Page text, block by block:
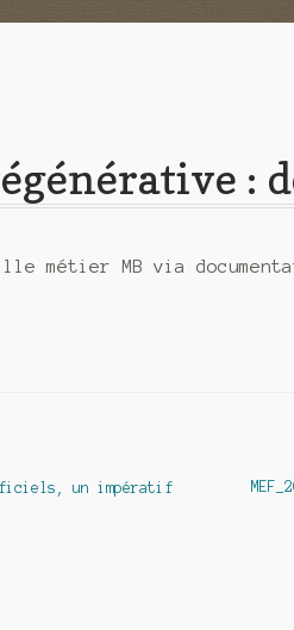
:
métier MB via
un impératif